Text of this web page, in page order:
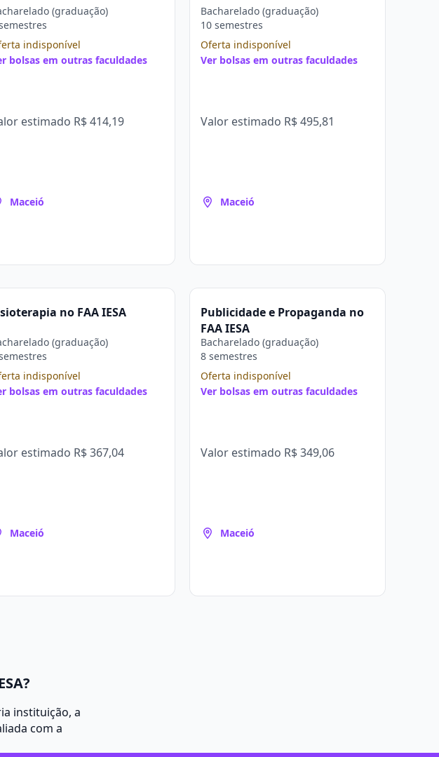
(graduação)
indisponível
bolsas em outras faculdades
estimado R$ 414,19
Maceió
Bacharelado (graduação)
10 semestres
Oferta indisponível
Ver bolsas em outras faculdades
Valor estimado R$ 495,81
Maceió
no FAA IESA
(graduação)
indisponível
bolsas em outras faculdades
estimado R$ 367,04
Maceió
Publicidade e Propaganda no
FAA IESA
Bacharelado (graduação)
8 semestres
Oferta indisponível
Ver bolsas em outras faculdades
Valor estimado R$ 349,06
Maceió
instituição, a
com a